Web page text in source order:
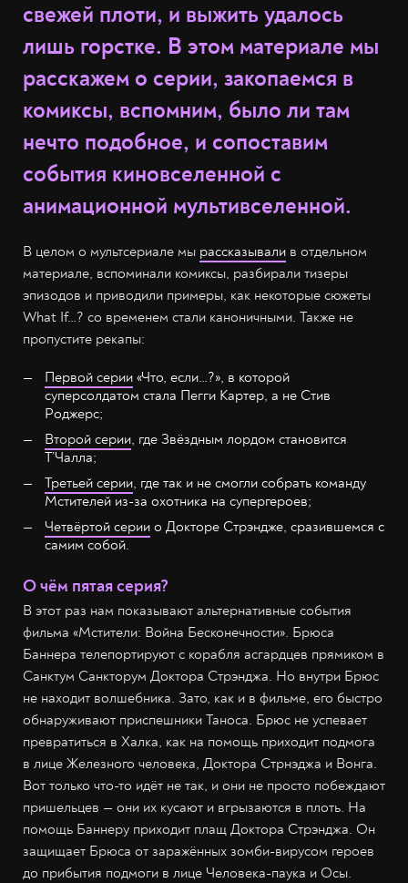
свежей плоти, и выжить удалось
лишь горстке. В этом материале мы
расскажем о серии, закопаемся в
комиксы, вспомним, было ли там
нечто подобное, и сопоставим
события киновселенной с
анимационной мультивселенной.
В целом о мультсериале мы рассказывали в отдельном
материале, вспоминали комиксы, разбирали тизеры
эпизодов и приводили примеры, как некоторые сюжеты
What If…? со временем стали каноничными. Также не
пропустите рекапы:
Первой серии «Что, если…?», в которой
суперсолдатом стала Пегги Картер, а не Стив
Роджерс;
Второй серии, где Звёздным лордом становится
Т’Чалла;
Третьей серии, где так и не смогли собрать команду
Мстителей из-за охотника на супергероев;
Четвёртой серии о Докторе Стрэндже, сразившемся с
самим собой.
О чём пятая серия?
В этот раз нам показывают альтернативные события
фильма «Мстители: Война Бесконечности». Брюса
Баннера телепортируют с корабля асгардцев прямиком в
Санктум Санкторум Доктора Стрэнджа. Но внутри Брюс
не находит волшебника. Зато, как и в фильме, его быстро
обнаруживают приспешники Таноса. Брюс не успевает
превратиться в Халка, как на помощь приходит подмога
в лице Железного человека, Доктора Стрнэджа и Вонга.
Вот только что-то идёт не так, и они не просто побеждают
пришельцев — они их кусают и вгрызаются в плоть. На
помощь Баннеру приходит плащ Доктора Стрэнджа. Он
защищает Брюса от заражённых зомби-вирусом героев
до прибытия подмоги в лице Человека-паука и Осы.